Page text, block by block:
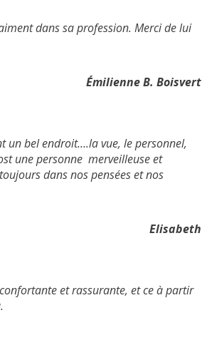
dans sa profession. Merci de lui
Émilienne B. Boisvert
un bel endroit….la vue, lepersonnel,
une personne merveilleuse et
dans nos pensées et nos
Elisabeth
et rassurante, et ce à partir